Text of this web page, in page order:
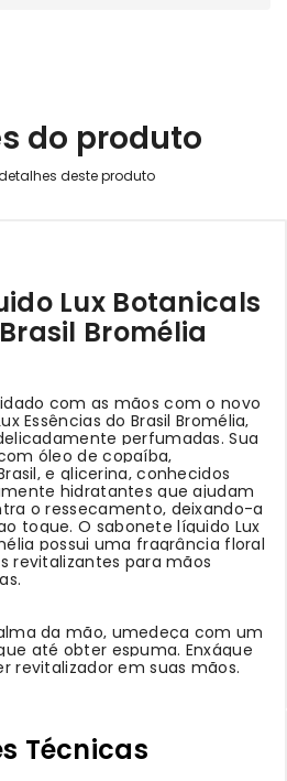
do produto
Lux Botanicals
Bromélia
com as mãos com o novo
Essências do Brasil Bromélia,
perfumadas. Sua
óleo de copaíba,
e glicerina, conhecidos
hidratantes que ajudam
o ressecamento, deixando-a
toque. O sabonete líquido Lux
possui uma fragrância floral
revitalizantes para mãos
da mão, umedeça com um
até obter espuma. Enxágue
revitalizador em suas mãos.
Técnicas